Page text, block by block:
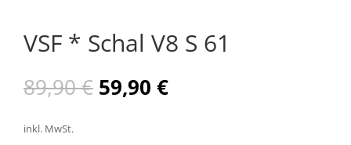
VSF * Schal V8 S 61
89,90€ Ursprünglicher
Preis
59,90 €Aktueller
inkl. MwSt.